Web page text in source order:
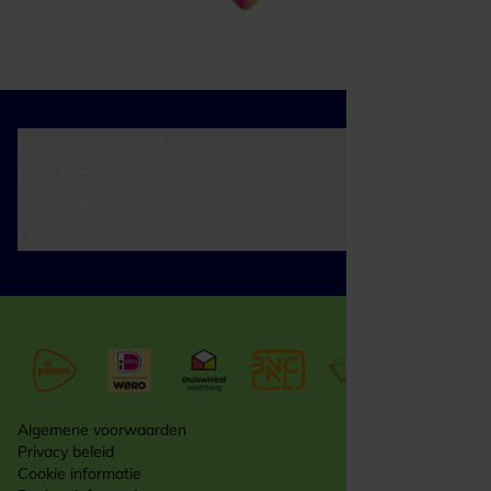
Algemene voorwaarden
Privacy beleid
Cookie informatie